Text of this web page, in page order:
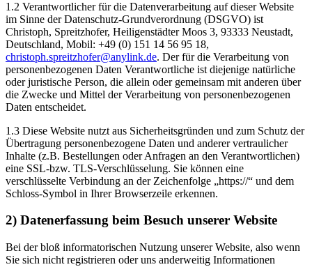
1.2 Verantwortlicher für die Datenverarbeitung auf dieser Website
im Sinne der Datenschutz-Grundverordnung (DSGVO) ist
Christoph, Spreitzhofer, Heiligenstädter Moos 3, 93333 Neustadt,
Deutschland, Mobil: +49 (0) 151 14 56 95 18,
christoph.spreitzhofer@anylink.de. Der für die Verarbeitung von
personenbezogenen Daten Verantwortliche ist diejenige natürliche
oder juristische Person, die allein oder gemeinsam mit anderen über
die Zwecke und Mittel der Verarbeitung von personenbezogenen
Daten entscheidet.
1.3 Diese Website nutzt aus Sicherheitsgründen und zum Schutz der
Übertragung personenbezogene Daten und anderer vertraulicher
Inhalte (z.B. Bestellungen oder Anfragen an den Verantwortlichen)
eine SSL-bzw. TLS-Verschlüsselung. Sie können eine
verschlüsselte Verbindung an der Zeichenfolge „https://“ und dem
Schloss-Symbol in Ihrer Browserzeile erkennen.
2) Datenerfassung beim Besuch unserer Website
Bei der bloß informatorischen Nutzung unserer Website, also wenn
Sie sich nicht registrieren oder uns anderweitig Informationen